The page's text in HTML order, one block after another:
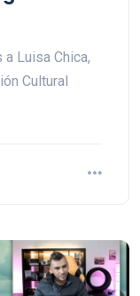
Luisa Chica,
Cultural